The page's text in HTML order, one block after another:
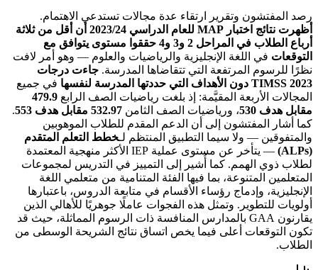
رصد المفتشون وتقرير ارتقاء عدة مجالات تستدعي الاهتمام.
أظهرت نتائج اختبار MAP للعام الدراسي 2023/24 أن أقل من ثلاثة
أرباع الطلاب في المراحل 2 و3 و4 حققوا مستوى يتوافق مع
التوقعات في اللغة الإنجليزية والرياضيات والعلوم — وهو أمر لافت
نظرًا للرسوم المرتفعة التي تتقاضاها المدرسة. جاءت درجات
TIMSS 2023 دون الأهداف التي حددتها المدرسة لنفسها
في جميع
المجالات الأربعة المقيَّمة: إذ بلغت رياضيات الصف الرابع 479.9
مقابل هدف 530
، ورياضيات الصف الثامن 532.97 مقابل هدف 553
.
كما أشار المفتشون إلى أن الدعم المقدم للطلاب الموهوبين
والمتفوقين — ولا سيما التطبيق المنتظم لـخطط التعلم المتقدم
(ALPs)
— يتأخر عن مستوى عملية IEP الأكثر منهجية المعتمدة
لطلاب ذوي الهمم. كما أُشير إلى التمييز في التدريس لمجموعات
المتعلمين المتنوعة، بما فيها الفئة المتنامية من متعلمي اللغة
الإنجليزية، وإدماج رؤساء الأقسام في متابعة الدروس، باعتبارها
أولويات للتطوير. وتمثل هذه الفجوات عاملًا جوهريًا للأهالي الذين
يقارنون GAA بالمدارس المنافسة ذات الرسوم المماثلة، حيث قد
تكون التوقعات أعلى فيما يخص اتساق نتائج الشريحة الوسطى من
الطلاب.